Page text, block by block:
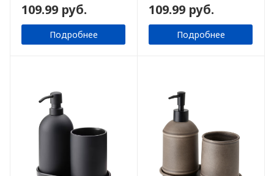
109.99 руб.
Подробнее
109.99 руб.
Подробнее